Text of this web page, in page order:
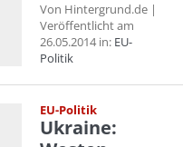
Von Hintergrund.de |
Veröffentlicht am
26.05.2014 in: EU-
Politik
EU-Politik
Ukraine: